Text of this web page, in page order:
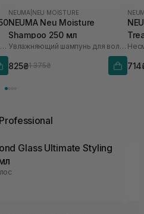
Глубокоочищающий шампунь для волос
NEUMA NEU MOISTURE
NEUMA Neu Moisture
Shampoo 250 мл
Увлажняющий шампунь для волос
825₴1 375₴
Glass Ultimate Styling